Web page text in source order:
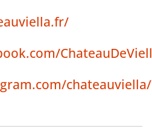
chateauviella/